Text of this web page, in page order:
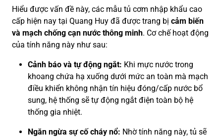
Hiểu được vấn đề này, các mẫu tủ cơm nhập khẩu cao
cấp hiện nay tại Quang Huy đã được trang bị cảm biến
và mạch chống cạn nước thông minh. Cơ chế hoạt động
của tính năng này như sau:
Cảnh báo và tự động ngắt: Khi mực nước trong
khoang chứa hạ xuống dưới mức an toàn mà mạch
điều khiển không nhận tín hiệu đóng/cấp nước bổ
sung, hệ thống sẽ tự động ngắt điện toàn bộ hệ
thống gia nhiệt.
Ngăn ngừa sự cố cháy nổ: Nhờ tính năng này, tủ sẽ